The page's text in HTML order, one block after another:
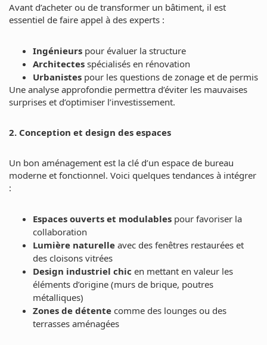
Avant d’acheter ou de transformer un bâtiment, il est
essentiel de faire appel à des experts :
Ingénieurs pour évaluer la structure
Architectes spécialisés en rénovation
Urbanistes pour les questions de zonage et de permis
Une analyse approfondie permettra d’éviter les mauvaises
surprises et d’optimiser l’investissement.
2. Conception et design des espaces
Un bon aménagement est la clé d’un espace de bureau
moderne et fonctionnel. Voici quelques tendances à intégrer
:
Espaces ouverts et modulables pour favoriser la
collaboration
Lumière naturelle avec des fenêtres restaurées et
des cloisons vitrées
Design industriel chic en mettant en valeur les
éléments d’origine (murs de brique, poutres
métalliques)
Zones de détente comme des lounges ou des
terrasses aménagées